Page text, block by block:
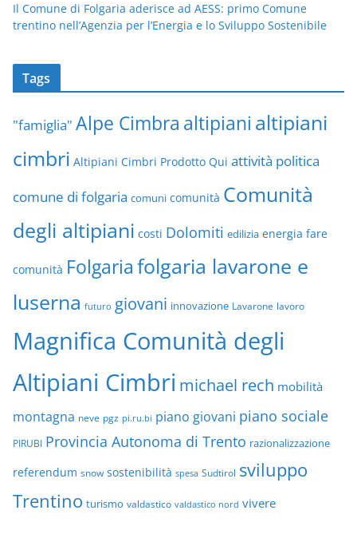
Il Comune di Folgaria aderisce ad AESS: primo Comune
trentino nell’Agenzia per l’Energia e lo Sviluppo Sostenibile
Tags
"famiglia" Alpe Cimbra altipiani altipiani
cimbri Altipiani Cimbri Prodotto Qui attività politica
comune di folgaria comuni comunità Comunità
degli altipiani costi Dolomiti edilizia energia fare
comunità Folgariafolgaria lavarone e
luserna futuro giovani innovazione Lavarone lavoro
Magnifica Comunità degli
Altipiani Cimbri michael rech mobilità
montagna neve pgz pi.ru.bi piano giovani piano sociale
PIRUBI Provincia Autonoma di Trento razionalizzazione
referendum snow sostenibilità spesa Sudtirol sviluppo
Trentino turismo valdastico valdastico nord vivere